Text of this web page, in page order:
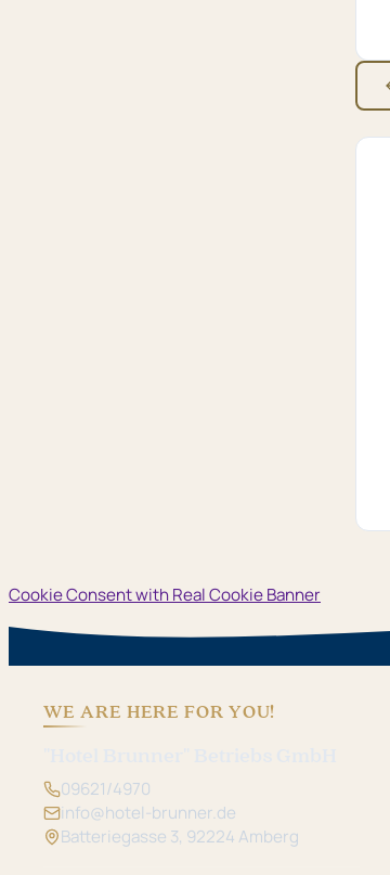
Cookie Consent with Real Cookie Banner
WE ARE HERE FOR YOU!
09621/4970
info@hotel-brunner.de
Batteriegasse 3, 92224 Amberg